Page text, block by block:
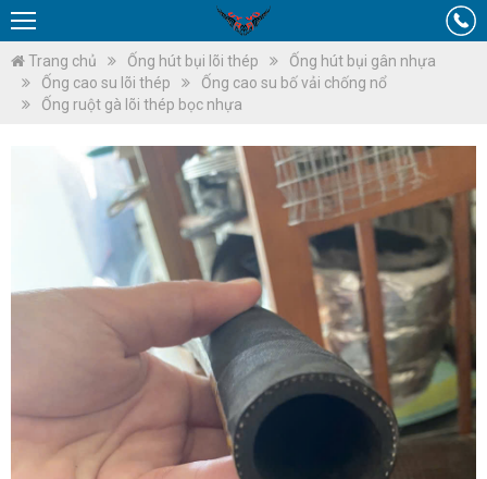
Trang chủ Ống hút bụi lõi thép
Ống hút bụi gân nhựa
Ống cao su lõi thép
Ống cao su bố vải chống nổ
Ống ruột gà lõi thép bọc nhựa